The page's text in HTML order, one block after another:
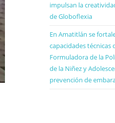
impulsan la
de Globoflexia
En Amatitlán se
capacidades técnicas
Formuladora de la
de la Niñez y
prevención de